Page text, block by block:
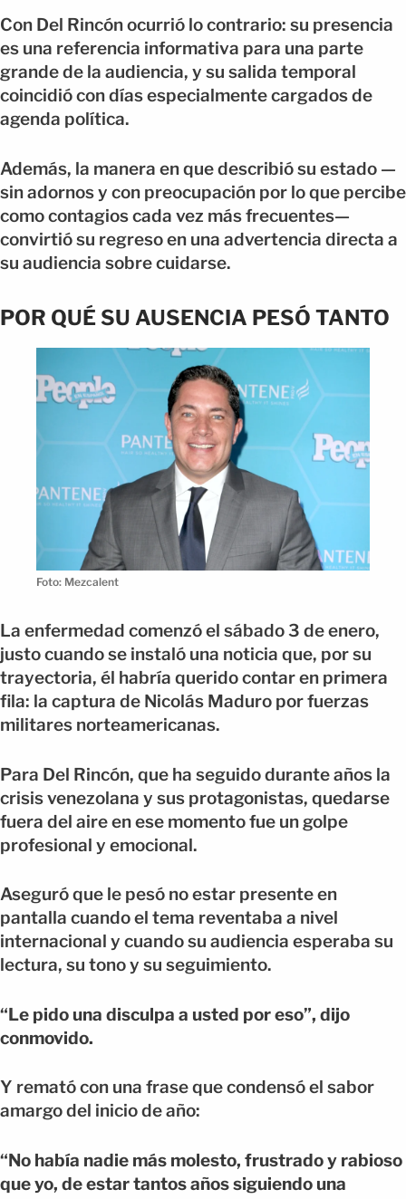
Con Del Rincón ocurrió lo contrario: su presencia
es una referencia informativa para una parte
grande de la audiencia, y su salida temporal
coincidió con días especialmente cargados de
agenda política.
Además, la manera en que describió su estado —
sin adornos y con preocupación por lo que percibe
como contagios cada vez más frecuentes—
convirtió su regreso en una advertencia directa a
su audiencia sobre cuidarse.
POR QUÉ SU AUSENCIA PESÓ TANTO
Foto: Mezcalent
La enfermedad comenzó el sábado 3 de enero,
justo cuando se instaló una noticia que, por su
trayectoria, él habría querido contar en primera
fila: la captura de Nicolás Maduro por fuerzas
militares norteamericanas.
Para Del Rincón, que ha seguido durante años la
crisis venezolana y sus protagonistas, quedarse
fuera del aire en ese momento fue un golpe
profesional y emocional.
Aseguró que le pesó no estar presente en
pantalla cuando el tema reventaba a nivel
internacional y cuando su audiencia esperaba su
lectura, su tono y su seguimiento.
“Le pido una disculpa a usted por eso”, dijo
conmovido.
Y remató con una frase que condensó el sabor
amargo del inicio de año:
“No había nadie más molesto, frustrado y rabioso
que yo, de estar tantos años siguiendo una